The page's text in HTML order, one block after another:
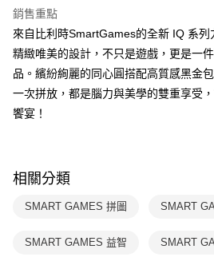
3.實際核准額度、可分期數及費用金額請依後
4.訂單成立30分鐘內，如未前往確認交易或遇
消。如遇「轉專審核」未通過狀況，表示未達
法說明評估內容。
1.分期款項不併入電信帳單，「大哥付你分期
醒簡訊。
2.透過簡訊連結打開帳單後，可選擇「超商條
帳／街口支付／iPASS MONEY」等通路繳費。
用戶於交易時，得透過本服務購買商品或服務
2.基於同意付款使用「大哥付你分期」之契約
由本公司與您本人進行分期帳單所需資料之確
3.完整用戶服務條款，請詳閱以下連結：
便利好安心！
１．簡單：不需註冊會員、不需綁卡、不需儲
２．便利：只要手機號碼，簡訊認證，即可結
３．安心：先確認商品／服務後，再付款。
１．於結帳方式選擇「AFTEE先享後付」後
結帳頁面，進行簡訊認證並確認金額後，即可
※ 請注意：結帳手續完成當下不需立刻繳費，
購買商品的店家。未經商家同意取消之訂單仍
後付繳納相關費用。
※ 交易是否成功請以「AFTEE先享後付 」之
客戶支援中心」https://
運送方式
付款後全家取貨
每筆NT$70，滿NT$800(含以上)免運費
付款後7-11取貨
每筆NT$70，滿NT$800(含以上)免運費
離島宅配（澎湖、金門、馬祖、小琉球
每筆NT$200
銷售重點
來自比利時SmartGames的全新 IQ 系列
精緻唯美的設計，不只是遊戲，更是一
品。繽紛絢麗的同心圓搭配高質感黑金
一次拼放，都是腦力與美學的雙重享受
饗宴！
相關分類
SMART GAMES 拼圖 SMART
SMART GAMES 益智 SMART